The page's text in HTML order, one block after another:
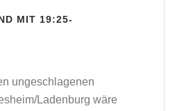
MIT 19:25-
ungeschlagenen
Ladenburg wäre